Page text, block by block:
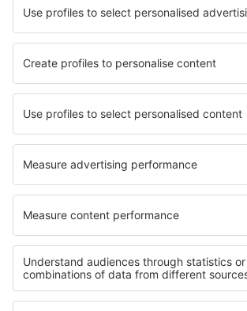
prezenta politica de protectie a datelor,
o notificare in cadrul careia va vom
privind noua procesare, inainte ca
Daca este necesar, va vom solicita
de a demara noua activitate de
Securitatea prelucrarii datelor cu
eSky Travel Search urmeaza a evalua
securitatea si siguranta prelucrarii datelor
personal sa fie asigurate, iar accesul
neautorizate la aceste date sa fie evitat.
Drepturile Dvs. privind protectia
Prin aceasta politica privind protectia
informat/a cu privire la drepturile de care
temeiul Regulamentului, respectiv: